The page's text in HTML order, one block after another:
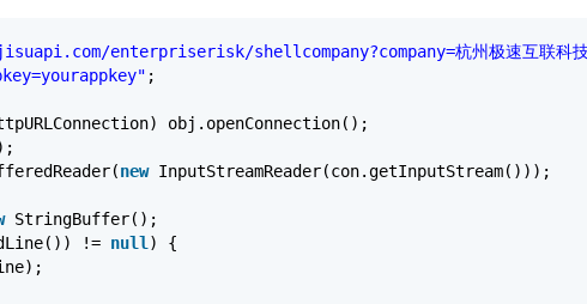
enterpriserisk/shellcompany?company=杭州极速互联科技
;
obj.openConnection();
new InputStreamReader(con.getInputStream()));
StringBuffer();
!= null ) {